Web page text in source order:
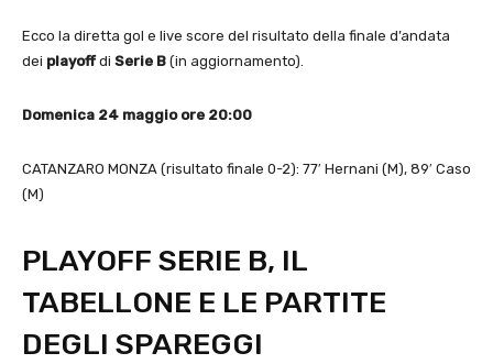
Ecco la diretta gol e live score del risultato della finale d’andata
dei playoffdi Serie B (in aggiornamento).
Domenica 24 maggio ore 20:00
CATANZARO MONZA (risultato finale 0-2): 77′ Hernani (M), 89′ Caso
(M)
PLAYOFF SERIE B, IL
TABELLONE E LE PARTITE
DEGLI SPAREGGI